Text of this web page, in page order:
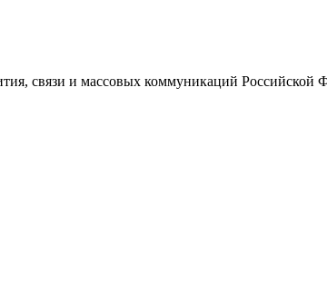
связи и массовых коммуникаций Российской